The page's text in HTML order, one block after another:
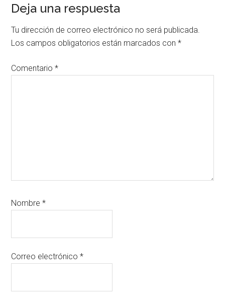
Interacciones
con
los
lectores
Deja una respuesta
Tu dirección de correo electrónico no será publicada.
Los campos obligatorios están marcados con*
Comentario*
Nombre*
Correo electrónico*